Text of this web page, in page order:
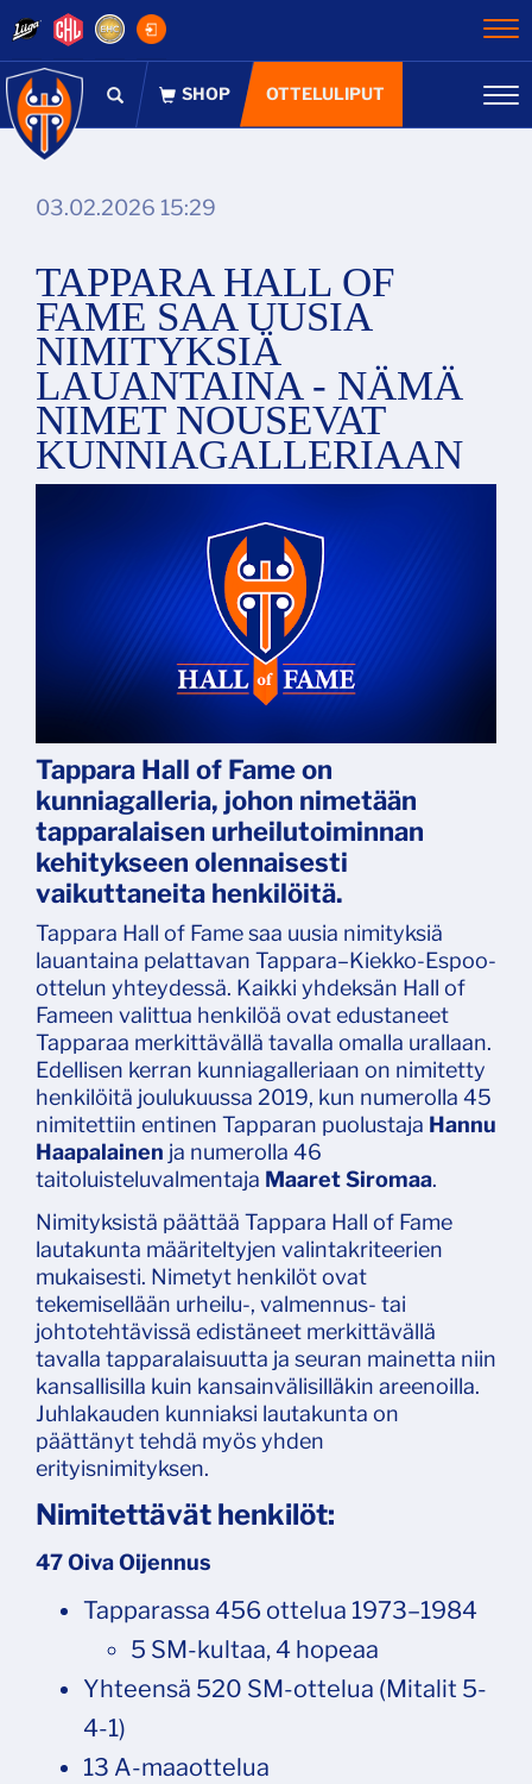
OTTELULIPUT
03.02.2026 15:29
TAPPARA HALL OF
FAME SAA UUSIA
NIMITYKSIÄ
LAUANTAINA - NÄMÄ
NIMET NOUSEVAT
KUNNIAGALLERIAAN
​​​​​​​Tappara Hall of Fame on
kunniagalleria, johon nimetään
tapparalaisen urheilutoiminnan
kehitykseen olennaisesti
vaikuttaneita henkilöitä.
Tappara Hall of Fame saa uusia nimityksiä
lauantaina pelattavan Tappara–Kiekko-Espoo-
ottelun yhteydessä. Kaikki yhdeksän Hall of
Fameen valittua henkilöä ovat edustaneet
Tapparaa merkittävällä tavalla omalla urallaan.
Edellisen kerran kunniagalleriaan on nimitetty
henkilöitä joulukuussa 2019, kun numerolla 45
nimitettiin entinen Tapparan puolustaja Hannu
Haapalainen ja numerolla 46
taitoluisteluvalmentaja Maaret Siromaa.
Nimityksistä päättää Tappara Hall of Fame
lautakunta määriteltyjen valintakriteerien
mukaisesti. Nimetyt henkilöt ovat
tekemisellään urheilu-, valmennus- tai
johtotehtävissä edistäneet merkittävällä
tavalla tapparalaisuutta ja seuran mainetta niin
kansallisilla kuin kansainvälisilläkin areenoilla.
Juhlakauden kunniaksi lautakunta on
päättänyt tehdä myös yhden
erityisnimityksen.
Nimitettävät henkilöt:
47 Oiva Oijennus
Tapparassa 456 ottelua 1973–1984
5 SM-kultaa, 4 hopeaa
Yhteensä 520 SM-ottelua (Mitalit 5-
4-1)
13 A-maaottelua